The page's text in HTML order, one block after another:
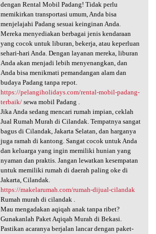
dengan Rental Mobil Padang! Tidak perlu
memikirkan transportasi umum, Anda bisa
menjelajahi Padang sesuai keinginan Anda.
Mereka menyediakan berbagai jenis kendaraan
yang cocok untuk liburan, bekerja, atau keperluan
sehari-hari Anda. Dengan layanan mereka, liburan
Anda akan menjadi lebih menyenangkan, dan
Anda bisa menikmati pemandangan alam dan
budaya Padang tanpa repot.
https://pelangiholidays.com/rental-mobil-padang-
terbaik/sewa mobil Padang .
Jika Anda sedang mencari rumah impian, ceklah
Jual Rumah Murah di Cilandak. Tempatnya sangat
bagus di Cilandak, Jakarta Selatan, dan harganya
juga ramah di kantong. Sangat cocok untuk Anda
dan keluarga yang ingin memiliki hunian yang
nyaman dan praktis. Jangan lewatkan kesempatan
untuk memiliki rumah di daerah paling oke di
Jakarta, Cilandak.
https://makelarumah.com/rumah-dijual-cilandak
Rumah murah di cilandak .
Mau mengadakan aqiqah anak tanpa ribet?
Gunakanlah Paket Aqiqah Murah di Bekasi.
Pastikan acaranya berjalan lancar dengan paket-